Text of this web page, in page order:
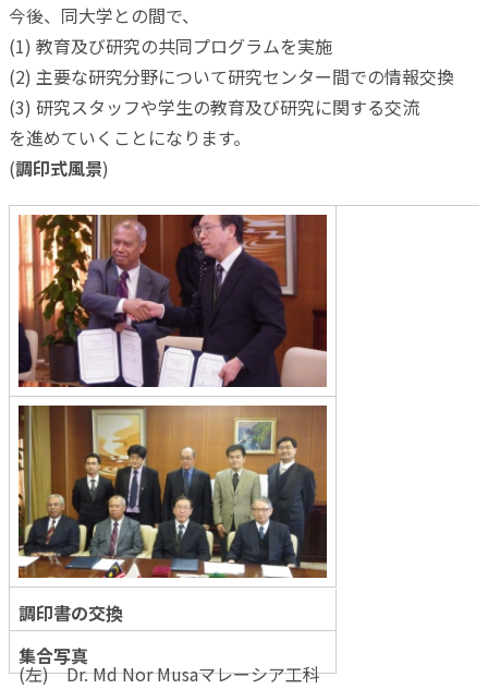
今後、同大学との間で、
(1) 教育及び研究の共同プログラムを実施
(2) 主要な研究分野について研究センター間での情報交換
(3) 研究スタッフや学生の教育及び研究に関する交流
を進めていくことになります。
(調印式風景)
調印書の交換
(左) Dr. Md Nor Musaマレーシア工科
集合写真